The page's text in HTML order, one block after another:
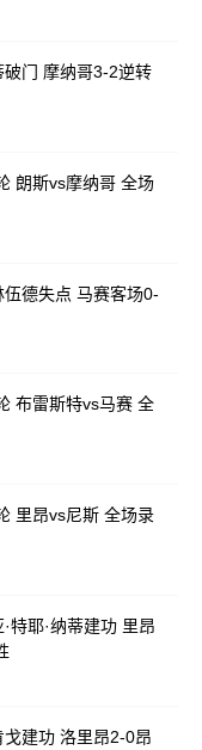
门 摩纳哥3-2逆转
朗斯vs摩纳哥 全场
德失点 马赛客场0-
布雷斯特vs马赛 全
里昂vs尼斯 全场录
特耶·纳蒂建功 里昂
建功 洛里昂2-0昂